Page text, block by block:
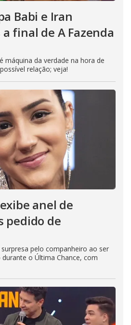
Babi e Iran
final de A Fazenda
máquina da verdade na hora de
relação; veja!
anel de
pedido de
pelo companheiro ao ser
o Última Chance, com